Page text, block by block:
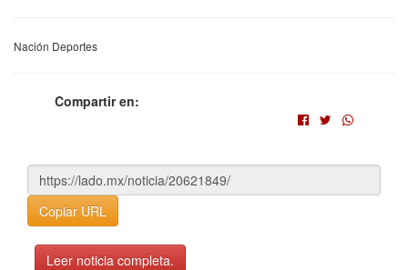
Nación Deportes
Compartir en:
Copiar URL
Leer noticia completa.